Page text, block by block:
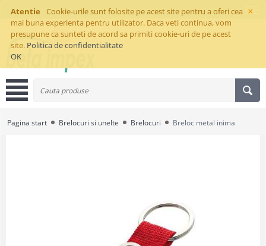
×
Atentie
Cookie-urile sunt folosite pe acest site pentru a oferi cea
mai buna experienta pentru utilizator. Daca veti continua, vom
presupune ca sunteti de acord sa primiti cookie-uri de pe acest
site. Politica de confidentialitate
OK
Pagina start Brelocuri si unelte Brelocuri Breloc metal inima